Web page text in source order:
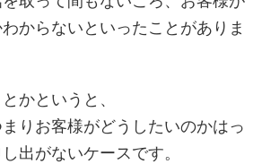
からないといったことがありま
かというと、
りお客様がどうしたいのかはっ
出がないケースです。